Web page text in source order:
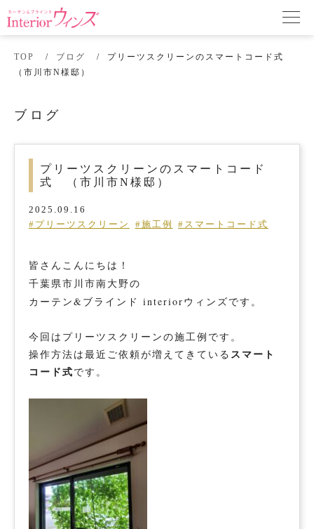
TOP ブログ
プリーツスクリーンのスマートコード式
（市川市N様邸）
ブログ
プリーツスクリーンのスマートコード
式 （市川市N様邸）
2025.09.16
#プリーツスクリーン
#施工例 #スマートコード式
皆さんこんにちは！
千葉県市川市南大野の
カーテン&ブラインド interiorウィンズです。
今回はプリーツスクリーンの施工例です。
操作方法は最近ご依頼が増えてきている スマート
コード式 です。